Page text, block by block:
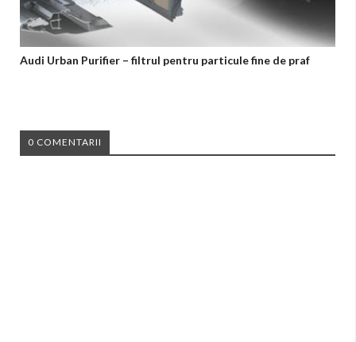
Audi Urban Purifier – filtrul pentru particule fine de praf
0 COMENTARII